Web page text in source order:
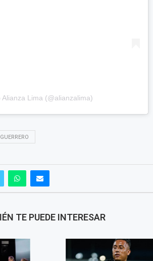
Lima (@alianzalima)
TE PUEDE INTERESAR